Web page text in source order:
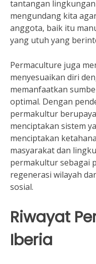
tantangan
mengundang kita
anggota, baik itu
yang utuh yang
Permaculture juga
menyesuaikan diri
memanfaatkan
optimal. Dengan
permakultur
menciptakan sistem
menciptakan
masyarakat dan
permakultur sebagai
regenerasi wilayah
sosial.
Riwayat
Iberia